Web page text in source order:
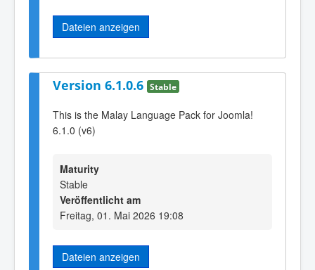
Dateien anzeigen
Version 6.1.0.6 Stable
This is the Malay Language Pack for Joomla!
6.1.0 (v6)
Maturity
Stable
Veröffentlicht am
Freitag, 01. Mai 2026 19:08
Dateien anzeigen